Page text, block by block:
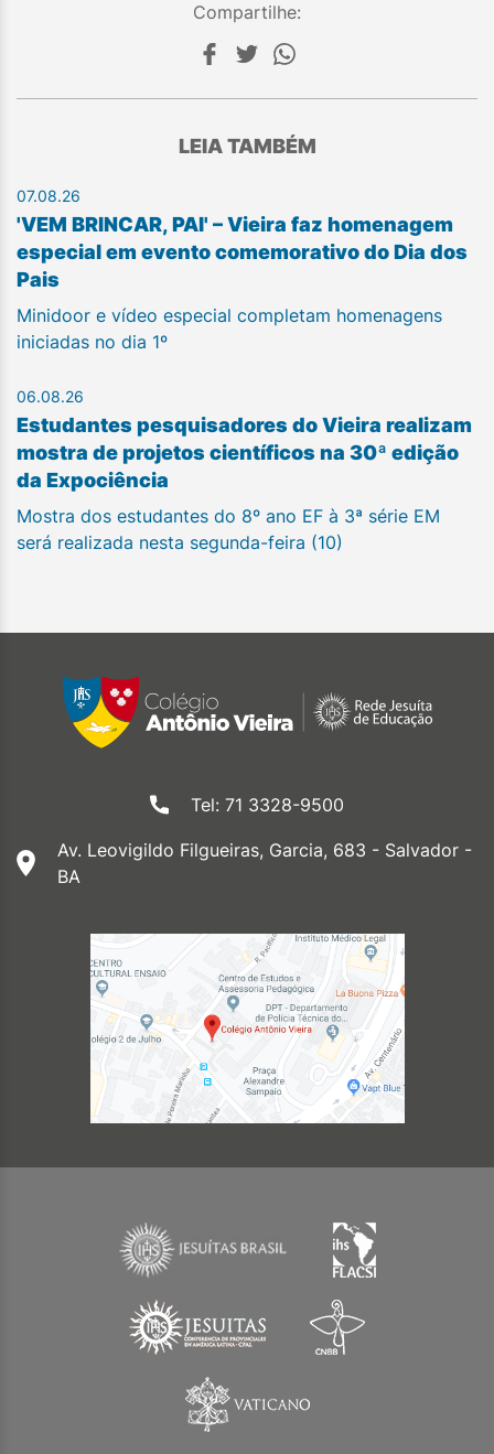
Compartilhe:
LEIA TAMBÉM
07.08.26
'VEM BRINCAR, PAI' – Vieira faz homenagem
especial em evento comemorativo do Dia dos
Pais
Minidoor e vídeo especial completam homenagens
iniciadas no dia 1º
06.08.26
Estudantes pesquisadores do Vieira realizam
mostra de projetos científicos na 30ª edição
da Expociência
Mostra dos estudantes do 8º ano EF à 3ª série EM
será realizada nesta segunda-feira (10)
Tel: 71 3328-9500
Av. Leovigildo Filgueiras, Garcia, 683 - Salvador -
BA